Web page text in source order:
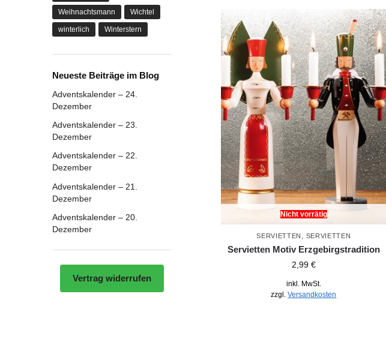
Nicht vorrätig
SERVIETTEN SERVIETTEN
Servietten Motiv Erzgebirgstradition
2,99 €
inkl. MwSt.
zzgl.Versandkosten
Weihnachtsmann Wichtel
winterlich Winterstern
Neueste Beiträge im Blog
Adventskalender – 24.
Dezember
Adventskalender – 23.
Dezember
Adventskalender – 22.
Dezember
Adventskalender – 21.
Dezember
Adventskalender – 20.
Dezember
Vertrag widerrufen